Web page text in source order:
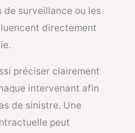
de surveillance ou les
directement
préciser clairement
intervenant afin
de sinistre. Une
peut